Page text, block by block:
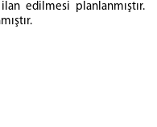
edilmesi planlanmıştır.